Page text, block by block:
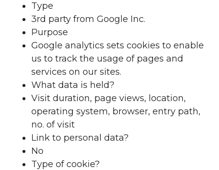
Type
3rd party from Google Inc.
Purpose
Google analytics sets cookies to enable
us to track the usage of pages and
services on our sites.
What data is held?
Visit duration, page views, location,
operating system, browser, entry path,
no. of visit
Link to personal data?
No
Type of cookie?